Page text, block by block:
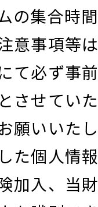
の集合時
意事項等
て必ず事
させてい
願いいた
た個人情
加入、当